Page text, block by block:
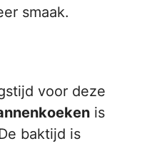
smaak.
voor deze
is
baktijd is